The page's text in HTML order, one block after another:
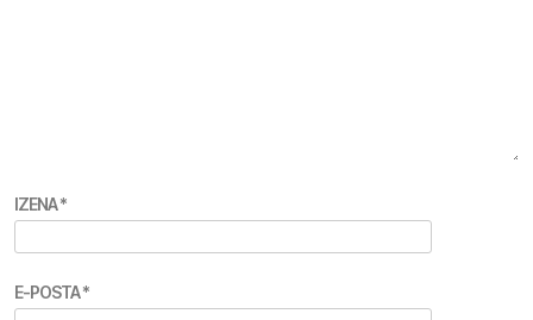
IZENA*
E-POSTA*